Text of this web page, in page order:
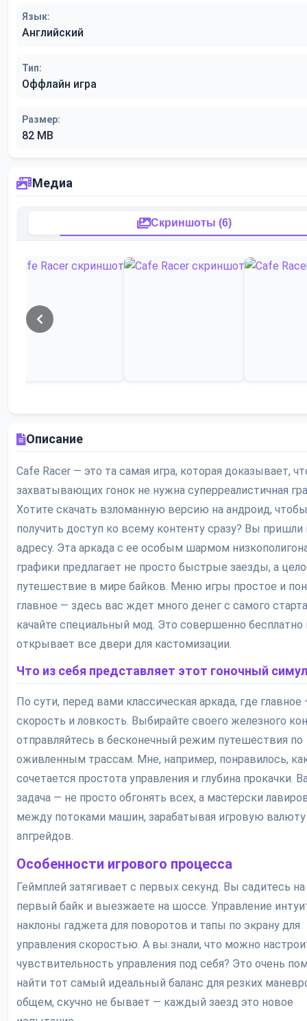
Язык:
Английский
Тип:
Оффлайн игра
Размер:
82 MB
Медиа
Скриншоты (6)
Описание
Cafe Racer — это та самая игра, которая доказывает,
захватывающих гонок не нужна суперреалистичная
Хотите скачать взломанную версию на андроид, чтобы
получить доступ ко всему контенту сразу? Вы пришли
адресу. Эта аркада с ее особым шармом
графики предлагает не просто быстрые заезды, а
путешествие в мире байков. Меню игры простое и
главное — здесь вас ждет много денег с самого
качайте специальный мод. Это совершенно бесплатно
открывает все двери для кастомизации.
Что из себя представляет этот гоночный
По сути, перед вами классическая аркада, где главное
скорость и ловкость. Выбирайте своего железного
отправляйтесь в бесконечный режим путешествия по
оживленным трассам. Мне, например, понравилось,
сочетается простота управления и глубина прокачки.
задача — не просто обгонять всех, а мастерски
между потоками машин, зарабатывая игровую валюту
апгрейдов.
Особенности игрового процесса
Геймплей затягивает с первых секунд. Вы садитесь
первый байк и выезжаете на шоссе. Управление
наклоны гаджета для поворотов и тапы по экрану для
управления скоростью. А вы знали, что можно
чувствительность управления под себя? Это очень
найти тот самый идеальный баланс для резких
общем, скучно не бывает — каждый заезд это новое